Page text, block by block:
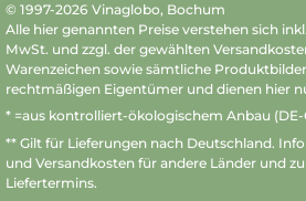
© 1997-2026 Vinaglobo, Bochum
Alle hier genannten Preise verstehen sich
MwSt. und zzgl. der gewählten
Warenzeichen sowie sämtliche
rechtmäßigen Eigentümer und dienen hier
* =aus kontrolliert-ökologischem Anbau (DE-
** Gilt für Lieferungen nach Deutschland.
und Versandkosten für andere Länder und
Liefertermins.